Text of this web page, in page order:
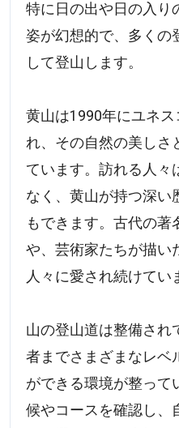
特に日の出や日の入り
姿が幻想的で、多くの
して登山します。
黄山は1990年にユネ
れ、その自然の美しさ
ています。訪れる人々
なく、黄山が持つ深い
もできます。古代の
や、芸術家たちが描い
人々に愛され続けてい
山の登山道は整備され
者までさまざまなレベ
ができる環境が整って
候やコースを確認し、